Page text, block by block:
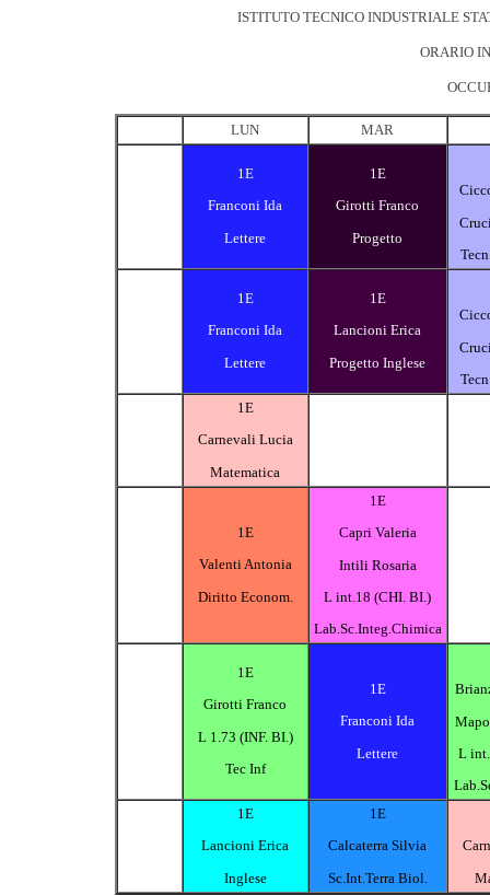
ISTITUTO TECNICO INDUSTRIALE
ORARIO
LUN MAR
1E
Franconi Ida
Lettere
1E
Girotti Franco
Progetto
1E
Franconi Ida
Lettere
1E
Lancioni Erica
Progetto Inglese
1E
Carnevali Lucia
Matematica
1E
Valenti Antonia
Diritto Econom.
1E
Capri Valeria
Intili Rosaria
L int.18 (CHI. BI.)
Lab.Sc.Integ.Chimica
1E
Girotti Franco
L 1.73 (INF. BI.)
Tec Inf
1E
Franconi Ida
Lettere
L
1E
Lancioni Erica
Inglese
1E
Calcaterra Silvia
Sc.Int.Terra Biol.